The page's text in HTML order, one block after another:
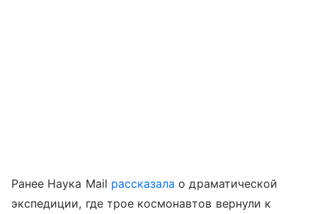
Ранее Наука Mail рассказала о драматической
экспедиции, где трое космонавтов вернули к